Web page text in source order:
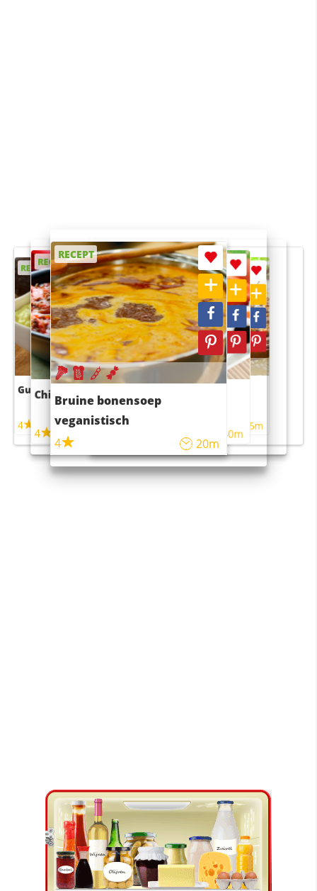
RECEPT
Guacamole
4
RECEPT
Chili con carne
4 45m
RECEPT
Bruine bonensoep
veganistisch
4
20m
RECEPT
Sushi rijstsalade
maaltijdsalade
40m
RECEPT
4 55m